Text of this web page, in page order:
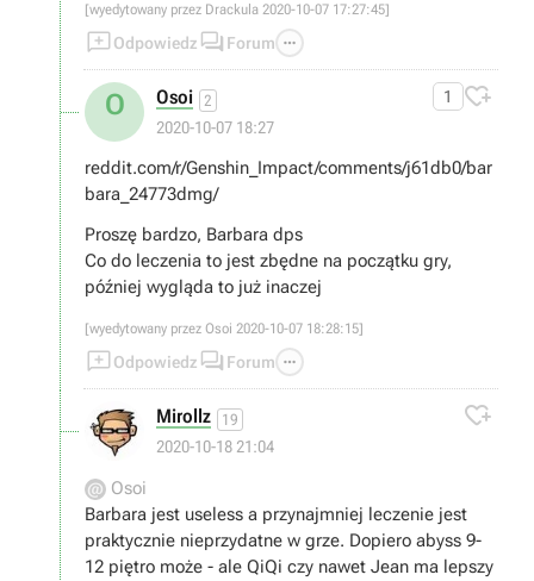
[wyedytowany przez Drackula 2020-10-07 17:27:45]
Odpowiedz  Forum 
O Osoi 2
2020-10-07 18:27
1 
reddit.com/r/Genshin_Impact/comments/j61db0/bar
bara_24773dmg/
Proszę bardzo, Barbara dps
Co do leczenia to jest zbędne na początku gry,
później wygląda to już inaczej
[wyedytowany przez Osoi 2020-10-07 18:28:15]
Odpowiedz  Forum 
Mirollz 19
2020-10-18 21:04

Osoi
Barbara jest useless a przynajmniej leczenie jest
praktycznie nieprzydatne w grze. Dopiero abyss 9-
12 piętro może - ale QiQi czy nawet Jean ma lepszy